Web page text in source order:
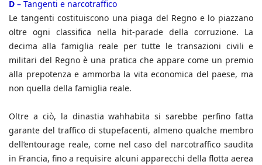
D – Tangenti e narcotraffico
Le tangenti costituiscono una piaga del Regno e lo piazzano
oltre ogni classifica nella hit-parade della corruzione. La
decima alla famiglia reale per tutte le transazioni civili e
militari del Regno è una pratica che appare come un premio
alla prepotenza e ammorba la vita economica del paese, ma
non quella della famiglia reale.
Oltre a ciò, la dinastia wahhabita si sarebbe perfino fatta
garante del traffico di stupefacenti, almeno qualche membro
dell’entourage reale, come nel caso del narcotraffico saudita
in Francia, fino a requisire alcuni apparecchi della flotta aerea